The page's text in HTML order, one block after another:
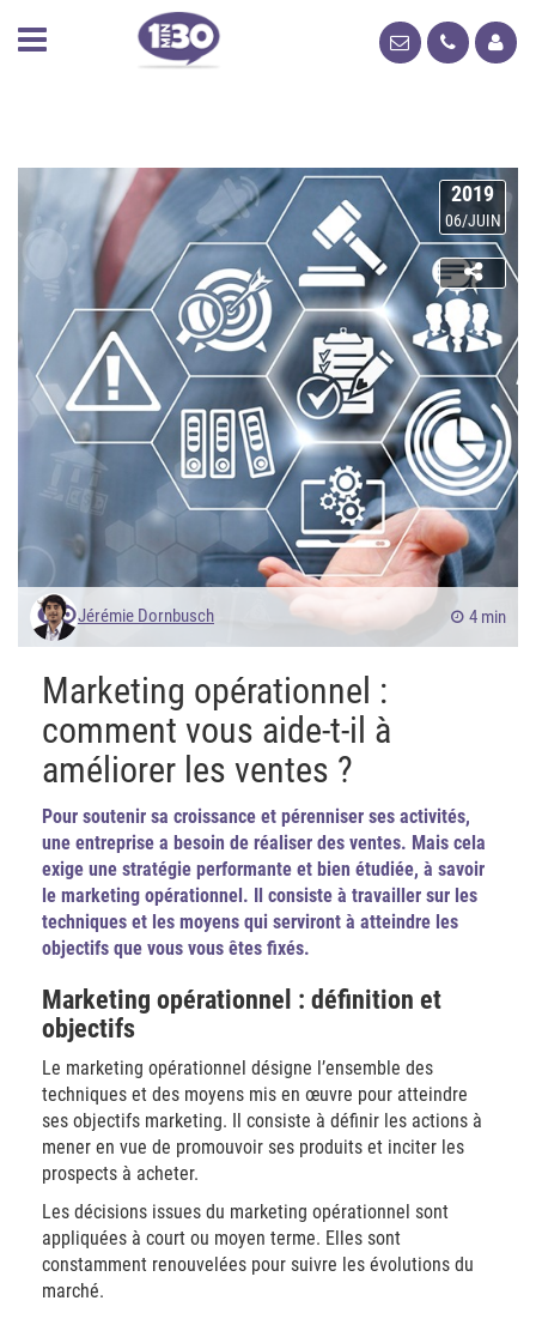
2019
06/JUIN
Jérémie Dornbusch 4 min
Marketing opérationnel :
comment vous aide-t-il à
améliorer les ventes ?
Pour soutenir sa croissance et pérenniser ses activités,
une entreprise a besoin de réaliser des ventes. Mais cela
exige une stratégie performante et bien étudiée, à savoir
le marketing opérationnel. Il consiste à travailler sur les
techniques et les moyens qui serviront à atteindre les
objectifs que vous vous êtes fixés.
Marketing opérationnel : définition et
objectifs
Le marketing opérationnel désigne l’ensemble des
techniques et des moyens mis en œuvre pour atteindre
ses objectifs marketing. Il consiste à définir les actions à
mener en vue de promouvoir ses produits et inciter les
prospects à acheter.
Les décisions issues du marketing opérationnel sont
appliquées à court ou moyen terme. Elles sont
constamment renouvelées pour suivre les évolutions du
marché.